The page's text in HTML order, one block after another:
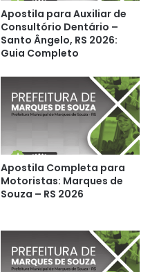
Apostila para Auxiliar de
Consultório Dentário –
Santo Ângelo, RS 2026:
Guia Completo
Apostila Completa para
Motoristas: Marques de
Souza – RS 2026